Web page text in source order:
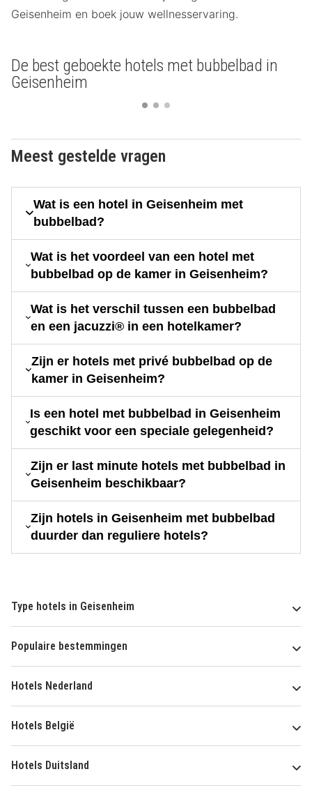
Geisenheim en boek jouw wellnesservaring.
De best geboekte hotels met bubbelbad in
Geisenheim
Meest gestelde vragen
Wat is een hotel in Geisenheim met
bubbelbad?
Wat is het voordeel van een hotel met
bubbelbad op de kamer in Geisenheim?
Wat is het verschil tussen een bubbelbad
en een jacuzzi® in een hotelkamer?
Zijn er hotels met privé bubbelbad op de
kamer in Geisenheim?
Is een hotel met bubbelbad in Geisenheim
geschikt voor een speciale gelegenheid?
Zijn er last minute hotels met bubbelbad in
Geisenheim beschikbaar?
Zijn hotels in Geisenheim met bubbelbad
duurder dan reguliere hotels?
Type hotels in Geisenheim
Populaire bestemmingen
Hotels Nederland
Hotels België
Hotels Duitsland